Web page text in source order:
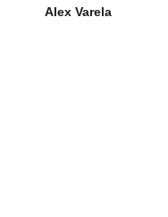
Alex Varela